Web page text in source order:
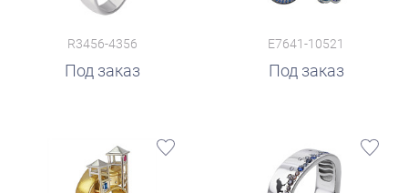
R3456-4356
Под заказ
E7641-10521
Под заказ